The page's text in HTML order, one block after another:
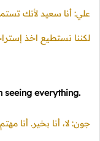
علي: أنا سعيد لأنك
لكننا نستطيع اخذ
everything.
جون: لا، أنا بخير. أنا